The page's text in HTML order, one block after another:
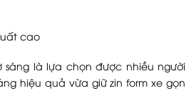
cao
sáng là lựa chọn được nhiều người
hiệu quả vừa giữ zin form xe gọn